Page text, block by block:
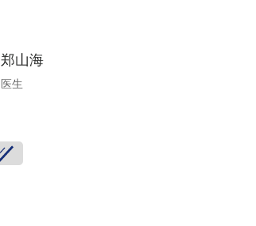
郑山海
医生